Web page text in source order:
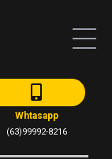
Whtasapp
(63)99992-8216